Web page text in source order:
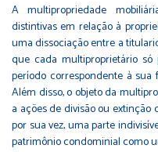
A multipropriedade
distintivas em relação à
uma dissociação entre a
que cada multiproprietário
período correspondente à sua
Além disso, o objeto da
a ações de divisão ou
por sua vez, uma parte
patrimônio condominial como